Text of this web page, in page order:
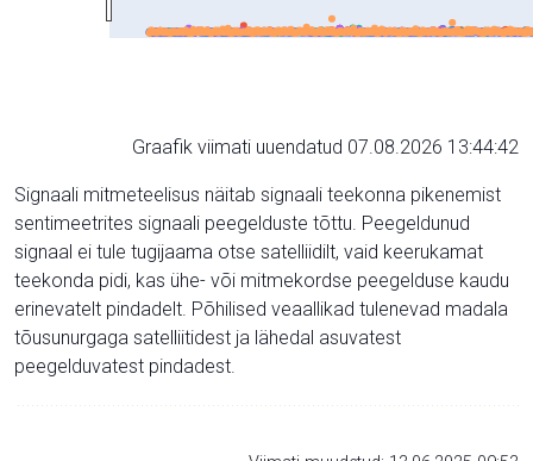
Graafik viimati uuendatud 07.08.2026 13:44:42
Signaali mitmeteelisus näitab signaali teekonna pikenemist
sentimeetrites signaali peegelduste tõttu. Peegeldunud
signaal ei tule tugijaama otse satelliidilt, vaid keerukamat
teekonda pidi, kas ühe- või mitmekordse peegelduse kaudu
erinevatelt pindadelt. Põhilised veaallikad tulenevad madala
tõusunurgaga satelliitidest ja lähedal asuvatest
peegelduvatest pindadest.